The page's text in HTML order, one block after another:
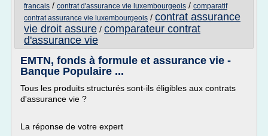
francais / contrat d'assurance vie luxembourgeois / comparatif
contrat assurance vie luxembourgeois / contrat assurance
vie droit assure / comparateur contrat
d'assurance vie
EMTN, fonds à formule et assurance vie -
Banque Populaire ...
Tous les produits structurés sont-ils éligibles aux contrats
d'assurance vie ?
La réponse de votre expert